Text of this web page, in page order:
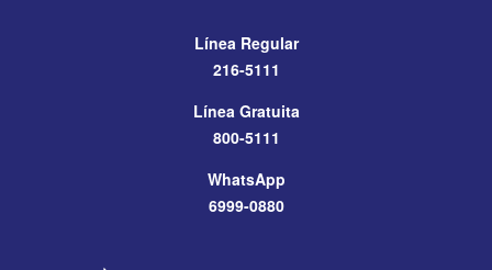
Línea Regular
216-5111
Línea Gratuita
800-5111
WhatsApp
6999-0880